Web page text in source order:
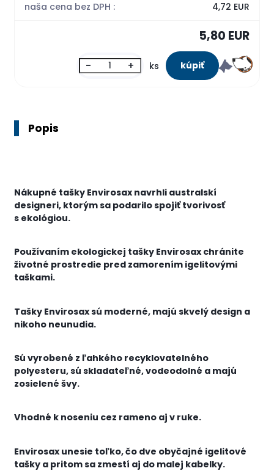
naša cena bez DPH : 4,72 EUR
5,80 EUR
- + ks
Popis
Nákupné tašky Envirosax navrhli australskí
designeri, ktorým sa podarilo spojiť tvorivosť
s ekológiou.
Používaním ekologickej tašky Envirosax chránite
životné prostredie pred zamorením igelitovými
taškami.
Tašky Envirosax sú moderné, majú skvelý design a
nikoho neunudia.
Sú vyrobené z ľahkého recyklovatelného
polyesteru, sú skladateľné, vodeodolné a majú
zosielené švy.
Vhodné k noseniu cez rameno aj v ruke.
Envirosax unesie toľko, čo dve obyčajné igelitové
tašky a pritom sa zmestí aj do malej kabelky.